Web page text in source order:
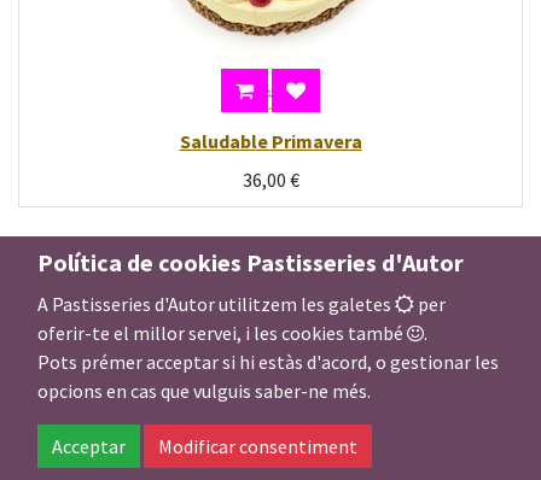
Saludable Primavera
36,00 €
Política de cookies Pastisseries d'Autor
A Pastisseries d'Autor utilitzem les galetes
per
oferir-te el millor servei, i les cookies també
.
Pots prémer acceptar si hi estàs d'acord, o gestionar les
opcions en cas que vulguis saber-ne més.
Acceptar Modificar consentiment